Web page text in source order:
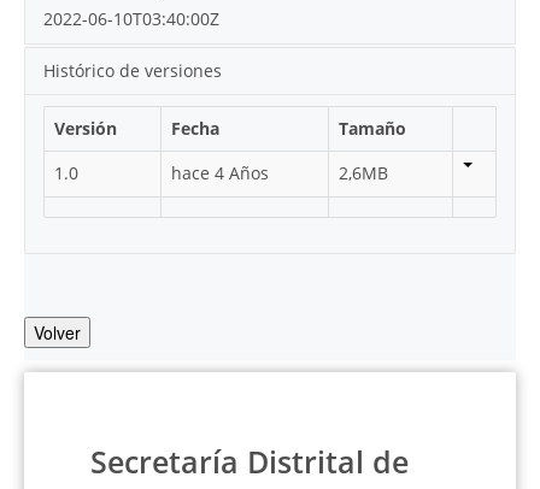
2022-06-10T03:40:00Z
Histórico de versiones
Versión Fecha
Tamaño
1.0
hace 4 Años 2,6MB
Volver
Secretaría Distrital de